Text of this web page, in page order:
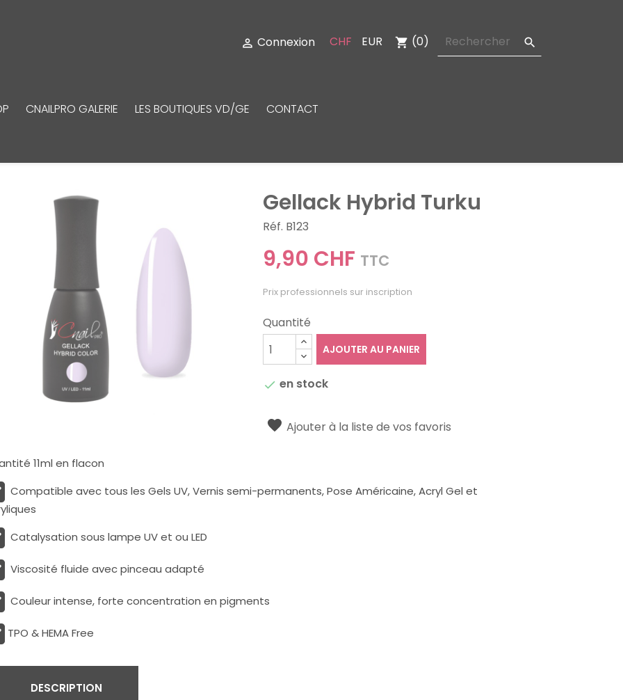
 Connexion CHF EUR shopping_cart (0) 
CNAILPRO GALERIE LES BOUTIQUES VD/GE CONTACT
Gellack Hybrid Turku
Réf. B123
9,90 CHF TTC
Prix professionnels sur inscription
Quantité
AJOUTER AU PANIER
 en stock
Ajouter à la liste de vos favoris
11ml en flacon
Compatible avec tous les Gels UV, Vernis semi-permanents, Pose Américaine, Acryl Gel et
Catalysation sous lampe UV et ou LED
Viscosité fluide avec pinceau adapté
Couleur intense, forte concentration en pigments
TPO & HEMA Free
DESCRIPTION